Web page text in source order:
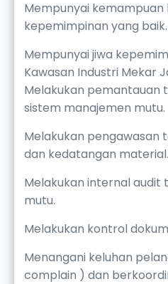
Mempunyai kemampuan
kepemimpinan yang baik.
Mempunyai jiwa
Kawasan Industri Mekar
Melakukan pemantauan
sistem manajemen mutu.
Melakukan pengawasan
dan kedatangan material.
Melakukan internal audit
mutu.
Melakukan kontrol
Menangani keluhan
complain ) dan